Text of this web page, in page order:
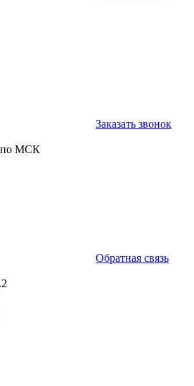
Заказать звонок
по МСК
Обратная связь